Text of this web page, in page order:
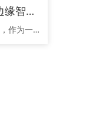
四路AI算法盒子，AI边缘智能终端，AI边缘分析盒，AI算力终端，铁路监控算力盒
纽脉边缘计算终端NAIM5122，作为一款集强大AI算力、丰富接口与工业级可靠性于一体的智能设备，为铁路现场作业安全提供了革命性的解决方案。本方案基于铁路站点现有基础设施（4路400万像素球机），通过部署NAI-M5122边缘智能终端，实现对“人员非法上道”、“未穿反光衣”、“作业期间使用手机”等核心违规行为的智能识别、实时报警与联动控制，从而构筑一道基于边缘智能的坚实安全防线，显著提升铁路运营与施工的安全管理水平。